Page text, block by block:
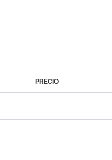
PRECIO